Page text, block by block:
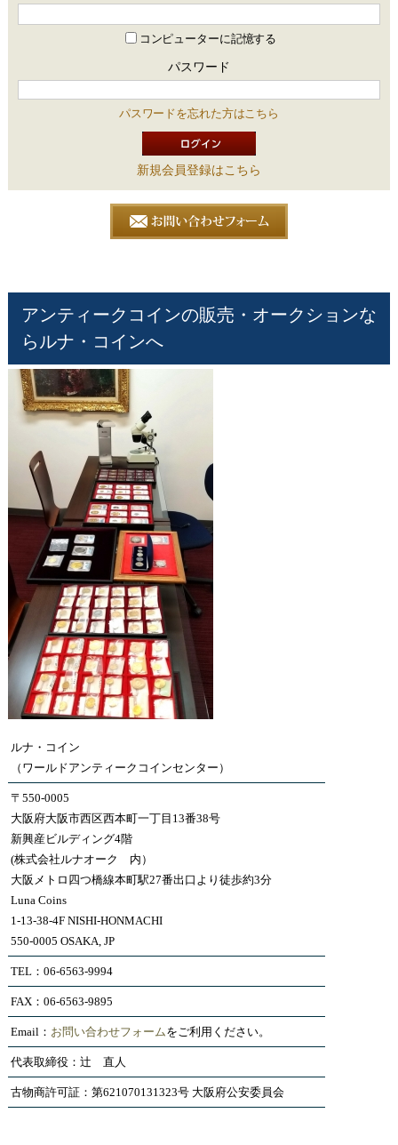
コンピューターに記憶する
パスワード
パスワードを忘れた方はこちら
新規会員登録はこちら
アンティークコインの販売・オークションな
らルナ・コインへ
ルナ・コイン
（ワールドアンティークコインセンター）
〒550-0005
大阪府大阪市西区西本町一丁目13番38号
新興産ビルディング4階
(株式会社ルナオーク 内）
大阪メトロ四つ橋線本町駅27番出口より徒歩約3分
Luna Coins
1-13-38-4F NISHI-HONMACHI
550-0005 OSAKA, JP
TEL：06-6563-9994
FAX：06-6563-9895
Email： お問い合わせフォームをご利用ください。
代表取締役：辻 直人
古物商許可証：第621070131323号 大阪府公安委員会